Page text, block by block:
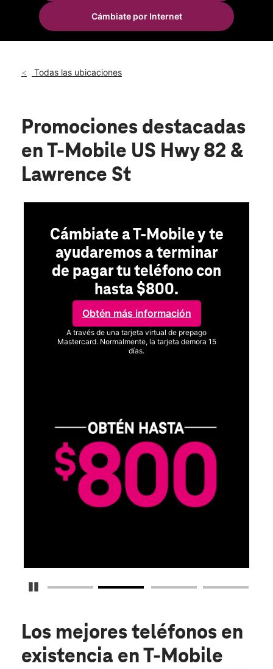
Mar.:
Mié.:
10:00 a.m. a 8:00 p.m.
905 E Highway 82 Ste 160 Gainesville, TX 76240
Cámbiate por Internet
Todas las ubicaciones
Promociones destacadas
en T-Mobile US Hwy 82 &
Lawrence St
Detener carrusel
Cámbiate a T-Mobile y te
ayudaremos a terminar
de pagar tu teléfono con
hasta $800.
Obtén más información
A través de una tarjeta virtual de prepago
Mastercard. Normalmente, la tarjeta demora 15
días.
Los mejores teléfonos en
existencia en T-Mobile